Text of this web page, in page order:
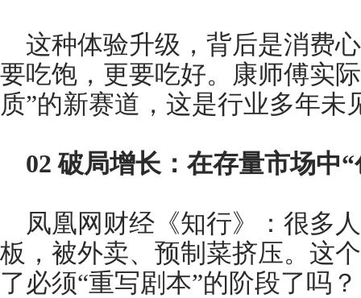
这种体验升级，背后是消费
要吃饱，更要吃好。康师傅实
质”的新赛道，这是行业多年未
02破局增长：在存量市场中
凤凰网财经《知行》：很多
板，被外卖、预制菜挤压。这
了必须“重写剧本”的阶段了吗？